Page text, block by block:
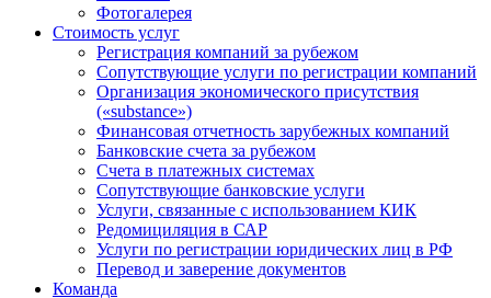
Фотогалерея
Стоимость услуг
Регистрация компаний за рубежом
Сопутствующие услуги по регистрации компаний
Организация экономического присутствия
(«substance»)
Финансовая отчетность зарубежных компаний
Банковские счета за рубежом
Счета в платежных системах
Сопутствующие банковские услуги
Услуги, связанные с использованием КИК
Редомициляция в САР
Услуги по регистрации юридических лиц в РФ
Перевод и заверение документов
Команда